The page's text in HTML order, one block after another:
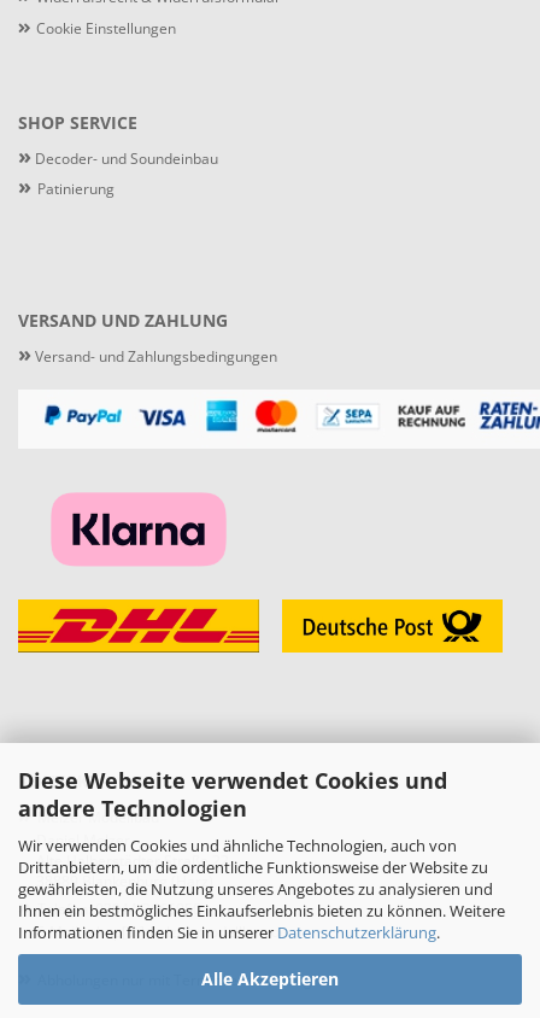
Diese Webseite verwendet Cookies und
andere Technologien
Wir verwenden Cookies und ähnliche Technologien, auch von
Drittanbietern, um die ordentliche Funktionsweise der Website zu
gewährleisten, die Nutzung unseres Angebotes zu analysieren und
Ihnen ein bestmögliches Einkaufserlebnis bieten zu können. Weitere
Informationen finden Sie in unserer Datenschutzerklärung.
Alle Akzeptieren
Cookie Einstellungen
SHOP SERVICE
» Decoder- und Soundeinbau
» Patinierung
VERSAND UND ZAHLUNG
» Versand- und Zahlungsbedingungen
KONTAKT
» Melzer Modellbau
Daniel Melzer
Alte Halberstädter Straße 22
38889 Blankenburg (Harz)
» Telefon: 03944-3665950
E-Mail:shop[at]melzer-modellbau.de
Abholungen nur mit Terminvereinbarung!